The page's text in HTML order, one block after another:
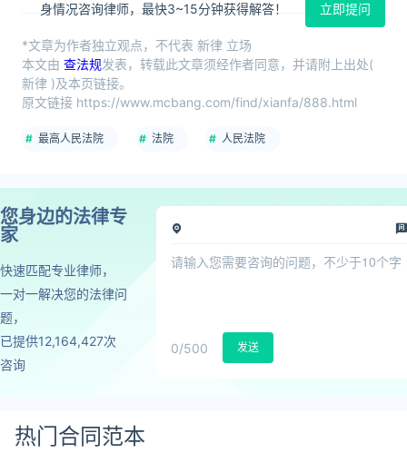
身情况咨询律师，最快3~15分钟获得解答！ 立即提问
*文章为作者独立观点，不代表 新律 立场
本文由 查法规发表，转载此文章须经作者同意，并请附上出处(
新律 )及本页链接。
原文链接 https://www.mcbang.com/find/xianfa/888.html
最高人民法院 法院 人民法院
您身边的法律专
家
快速匹配专业律师，
一对一解决您的法律问
题，
已提供12,164,427次
咨询
0/500 发送
热门合同范本